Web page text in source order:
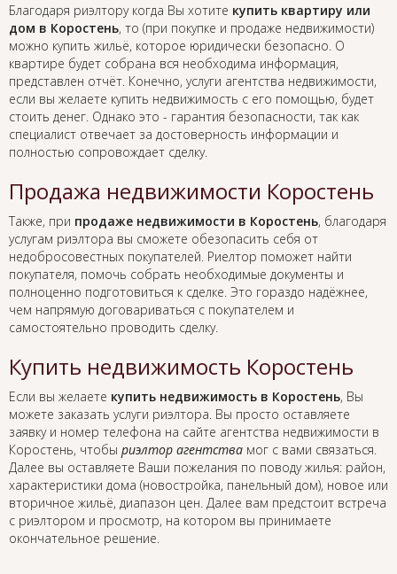
Благодаря риэлтору когда Вы хотите купить квартиру или
дом в Коростень, то (при покупке и продаже недвижимости)
можно купить жильё, которое юридически безопасно. О
квартире будет собрана вся необходима информация,
представлен отчёт. Конечно, услуги агентства недвижимости,
если вы желаете купить недвижимость с его помощью, будет
стоить денег. Однако это - гарантия безопасности, так как
специалист отвечает за достоверность информации и
полностью сопровождает сделку.
Продажа недвижимости Коростень
Также, при продаже недвижимости в Коростень, благодаря
услугам риэлтора вы сможете обезопасить себя от
недобросовестных покупателей. Риелтор поможет найти
покупателя, помочь собрать необходимые документы и
полноценно подготовиться к сделке. Это гораздо надёжнее,
чем напрямую договариваться с покупателем и
самостоятельно проводить сделку.
Купить недвижимость Коростень
Если вы желаете купить недвижимость в Коростень, Вы
можете заказать услуги риэлтора. Вы просто оставляете
заявку и номер телефона на сайте агентства недвижимости в
Коростень, чтобы риэлтор агентства мог с вами связаться.
Далее вы оставляете Ваши пожелания по поводу жилья: район,
характеристики дома (новостройка, панельный дом), новое или
вторичное жильё, диапазон цен. Далее вам предстоит встреча
с риэлтором и просмотр, на котором вы принимаете
окончательное решение.